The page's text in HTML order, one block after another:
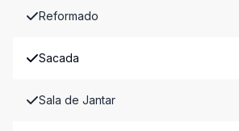
Reformado
Sacada
Sala de Jantar